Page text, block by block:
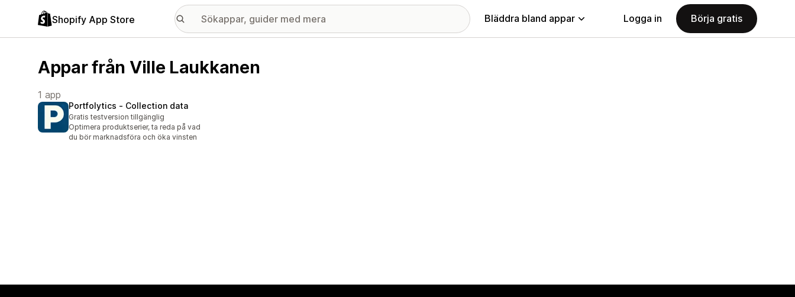
Shopify App Store Bläddra bland appar Logga in Börja gratis
Appar från Ville Laukkanen
1 app
Portfolytics ‑ Collection data
Gratis testversion tillgänglig
Optimera produktserier, ta reda på vad
du bör marknadsföra och öka vinsten